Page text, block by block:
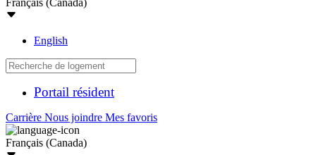
Français (Canada)
English
Portail résident
Carrière Nous joindre Mes favoris
Français (Canada)